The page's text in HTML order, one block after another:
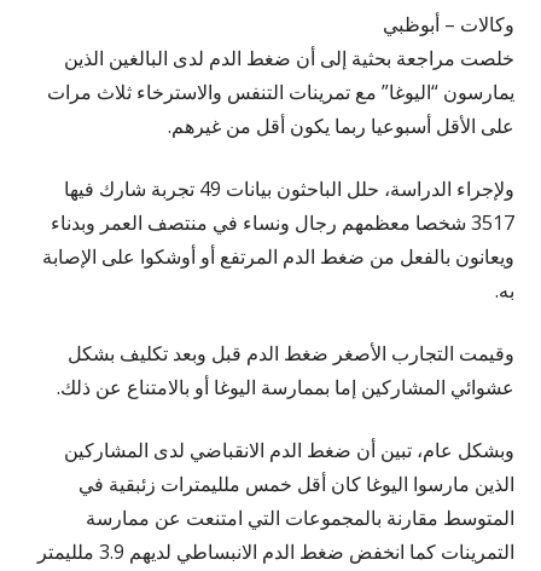
وكالات – أبوظبي
خلصت مراجعة بحثية إلى أن ضغط الدم لدى البالغين الذين
يمارسون “اليوغا” مع تمرينات التنفس والاسترخاء ثلاث مرات
على الأقل أسبوعيا ربما يكون أقل من غيرهم.
ولإجراء الدراسة، حلل الباحثون بيانات 49 تجربة شارك فيها
3517 شخصا معظمهم رجال ونساء في منتصف العمر وبدناء
ويعانون بالفعل من ضغط الدم المرتفع أو أوشكوا على الإصابة
به.
وقيمت التجارب الأصغر ضغط الدم قبل وبعد تكليف بشكل
عشوائي المشاركين إما بممارسة اليوغا أو بالامتناع عن ذلك.
وبشكل عام، تبين أن ضغط الدم الانقباضي لدى المشاركين
الذين مارسوا اليوغا كان أقل خمس ملليمترات زئبقية في
المتوسط مقارنة بالمجموعات التي امتنعت عن ممارسة
التمرينات كما انخفض ضغط الدم الانبساطي لديهم 3.9 ملليمتر